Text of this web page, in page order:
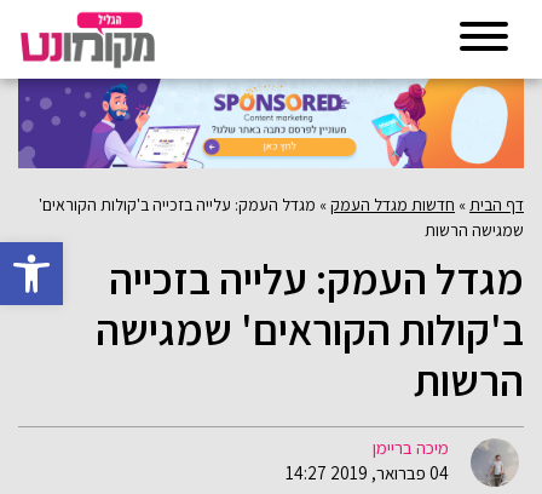
פתח
דף הבית » חדשות מגדל העמק» מגדל העמק: עלייה בזכייה ב'קולות הקוראים'
שמגישה הרשות
מגדל העמק: עלייה בזכייה
ב'קולות הקוראים' שמגישה
הרשות
מיכה בריימן
04 פברואר, 2019 14:27